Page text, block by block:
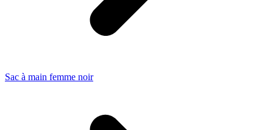
Sac à main femme noir